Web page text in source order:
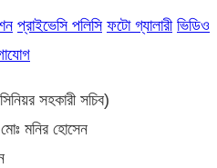
প্রাইভেসি পলিসি ফটো গ্যালারী ভিডিও
সহকারী সচিব)
মনির হোসেন